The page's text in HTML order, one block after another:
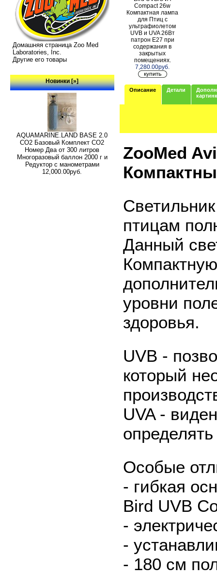
Домашняя страница Zoo Med
Laboratories, Inc.
Другие его товары
Новинки [»]
AQUAMARINE.LAND BASE 2.0
СО2 Базовый Комплект СО2
Номер Два от 300 литров
Многоразовый баллон 2000 г и
Редуктор с манометрами
12,000.00руб.
Compact 26w
Компактная лампа
для Птиц с
ультрафиолетом
UVB и UVA 26Вт
патрон E27 при
содержания в
закрытых
помещениях.
7,280.00руб.
Описание Детали
ZooMed
птицам
Данный
уровни
здоровья.
UVB -
который
UVA -
Особые
- гибкая
Bird UVB
-
-
- 180 см